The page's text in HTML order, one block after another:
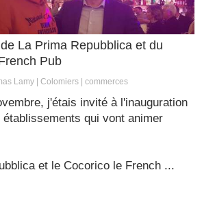
La Prima Repubblica et du
Pub
Lamy Colomiers commerces
j'étais invité à l'inauguration
établissements qui vont animer
et le Cocorico le French ...